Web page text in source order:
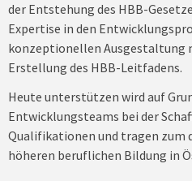
der Entstehung des HBB-
Expertise in den
konzeptionellen Ausgestaltung
Erstellung des HBB-Leitfadens.
Heute unterstützen wird auf
Entwicklungsteams bei der
Qualifikationen und tragen zum
höheren beruflichen Bildung in